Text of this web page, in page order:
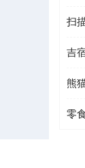
扫
吉
熊
零